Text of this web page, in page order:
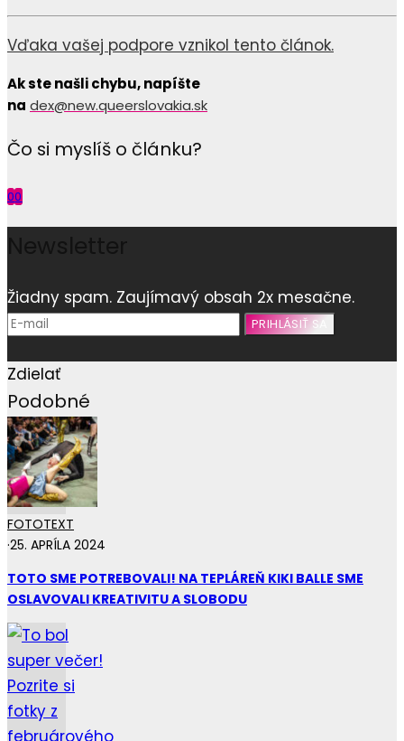
Vďaka vašej podpore vznikol tento článok.
Ak ste našli chybu, napíšte
na dex@new.queerslovakia.sk
Čo si myslíš o článku?
00
Žiadny spam. Zaujímavý obsah 2x mesačne.
Zdielať
Podobné
FOTOTEXT
·25. APRÍLA 2024
TOTO SME POTREBOVALI! NA TEPLÁREŇ KIKI BALLE SME
OSLAVOVALI KREATIVITU A SLOBODU